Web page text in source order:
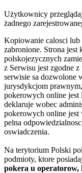
Użytkownicy
żadnego
Kopiowanie calosci lub
zabronione. Strona
polskojezycznych
z Serwisu jest zgodne
serwisie sa dozwolone
jurysdykcjom
pokerowych online
deklaruje wobec
pokerowych online
pelna
oswiadczenia.
Na terytorium Polski
podmioty, ktore
pokera u operatorow,